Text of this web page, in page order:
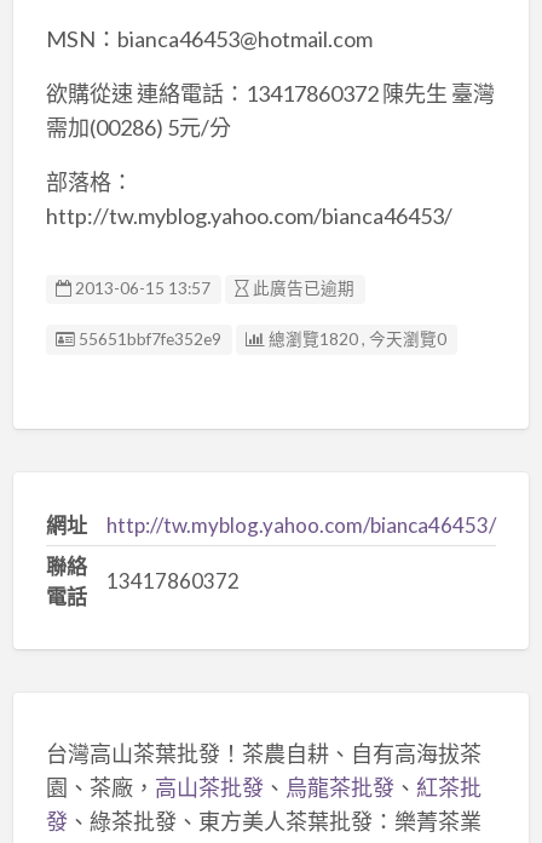
MSN：bianca46453@hotmail.com
欲購從速 連絡電話：13417860372 陳先生 臺灣
需加(00286) 5元/分
部落格：
http://tw.myblog.yahoo.com/bianca46453/
2013-06-15 13:57 此廣告已逾期
廣告编號
55651bbf7fe352e9 總瀏覽1820 , 今天瀏覽0
網址
http://tw.myblog.yahoo.com/bianca46453/
聯絡
電話
13417860372
台灣高山茶葉批發！茶農自耕、自有高海拔茶
園、茶廠， 高山茶批發、 烏龍茶批發、 紅茶批
發、綠茶批發、東方美人茶葉批發：樂菁茶業